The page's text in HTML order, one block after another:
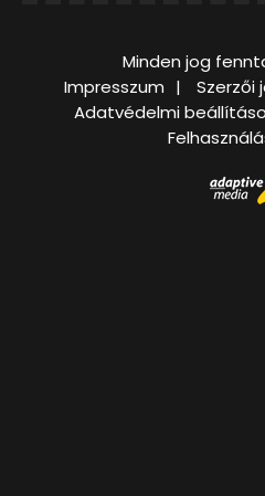
Minden jog
Impresszum
Szerzői
Adatvédelmi